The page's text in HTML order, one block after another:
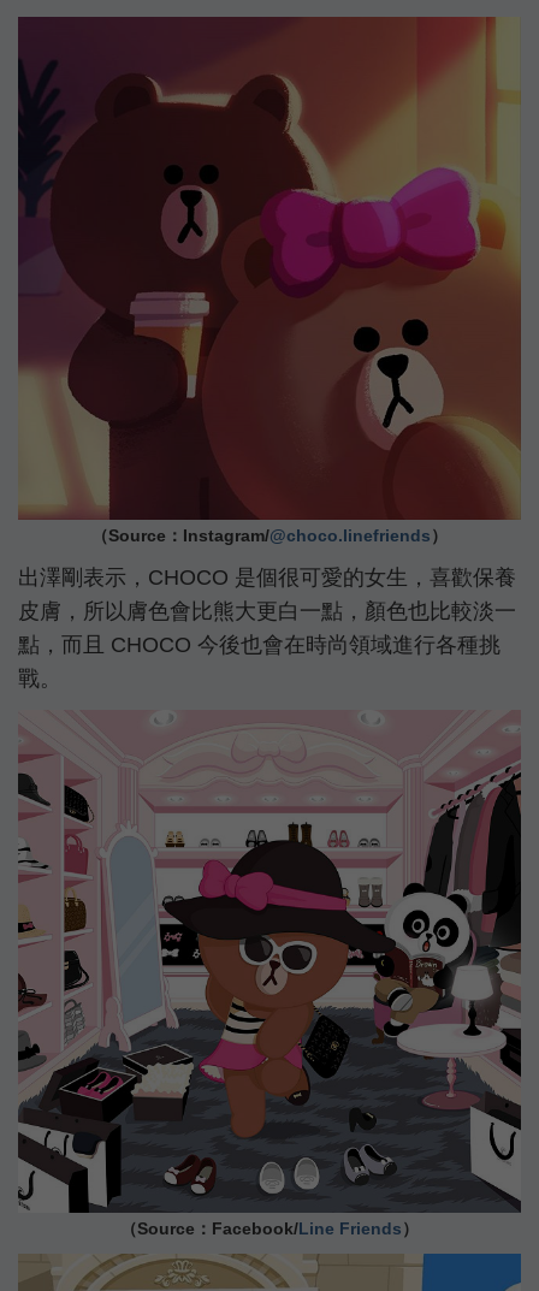
（Source：Instagram/@choco.linefriends）
出澤剛表示，CHOCO 是個很可愛的女生，喜歡保養
皮膚，所以膚色會比熊大更白一點，顏色也比較淡一
點，而且 CHOCO 今後也會在時尚領域進行各種挑
戰。
（Source：Facebook/Line Friends）